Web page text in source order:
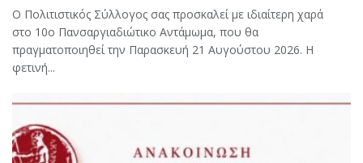
Ο Πολιτιστικός Σύλλογος σας προσκαλεί με ιδιαίτερη χαρά
στο 10ο Πανσαργιαδιώτικο Αντάμωμα, που θα
πραγματοποιηθεί την Παρασκευή 21 Αυγούστου 2026. Η
φετινή...